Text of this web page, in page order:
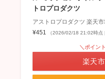
トロプロダクツ
アストロプロダクツ 楽天
¥451
（2026/02/18 21:02時点
＼ポイン
楽天